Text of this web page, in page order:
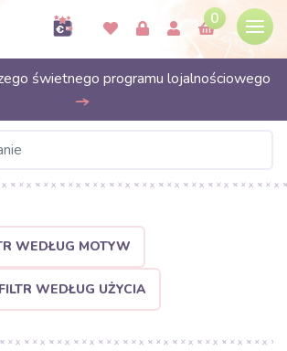
0
świetnego programu lojalnościowego
WEDŁUG MOTYW
WEDŁUG UŻYCIA